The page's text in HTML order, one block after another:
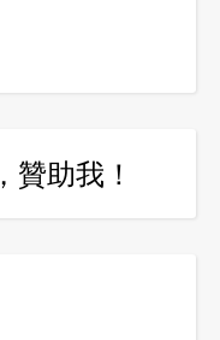
贊助我！